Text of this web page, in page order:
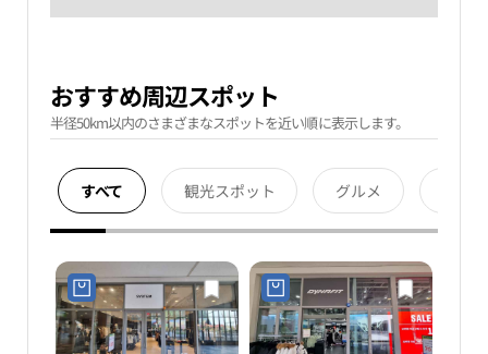
おすすめ周辺スポット
半径50km以内のさまざまなスポットを近い順に表示します。
すべて 観光スポット グルメ